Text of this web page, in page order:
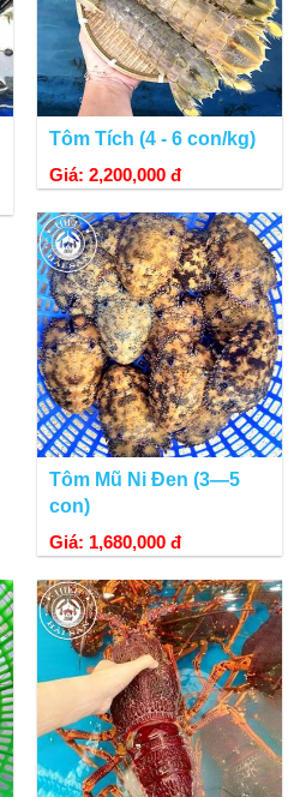
Tôm Tích (4 - 6 con/kg)
Giá: 2,200,000 đ
Tôm Mũ Ni Đen (3—5
con)
Giá: 1,680,000 đ